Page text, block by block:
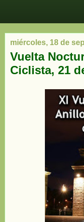
miércoles, 18 de
Vuelta
Ciclista, 21